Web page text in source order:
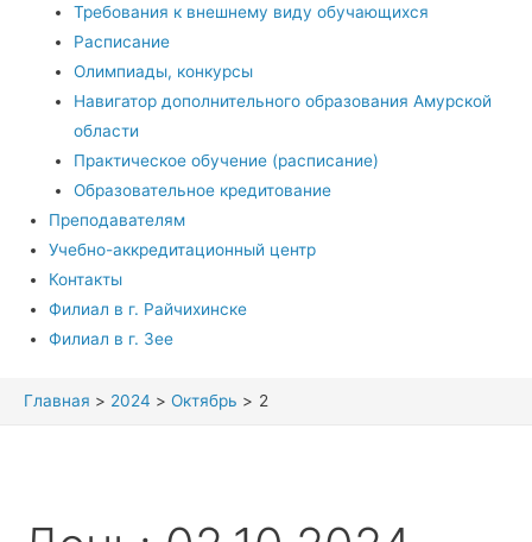
Требования к внешнему виду обучающихся
Расписание
Олимпиады, конкурсы
Навигатор дополнительного образования Амурской
области
Практическое обучение (расписание)
Образовательное кредитование
Преподавателям
Учебно-аккредитационный центр
Контакты
Филиал в г. Райчихинске
Филиал в г. Зее
Главная 2024 Октябрь 2